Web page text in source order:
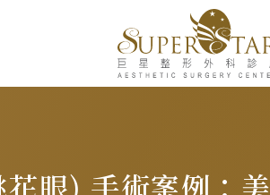
眼) 手術案例：